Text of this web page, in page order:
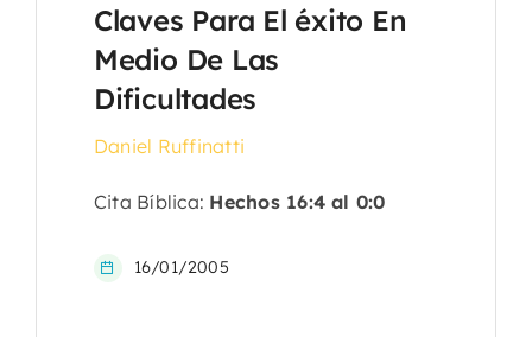
Claves Para El éxito En
Medio De Las
Dificultades
Daniel Ruffinatti
Cita Bíblica: Hechos 16:4 al 0:0
16/01/2005